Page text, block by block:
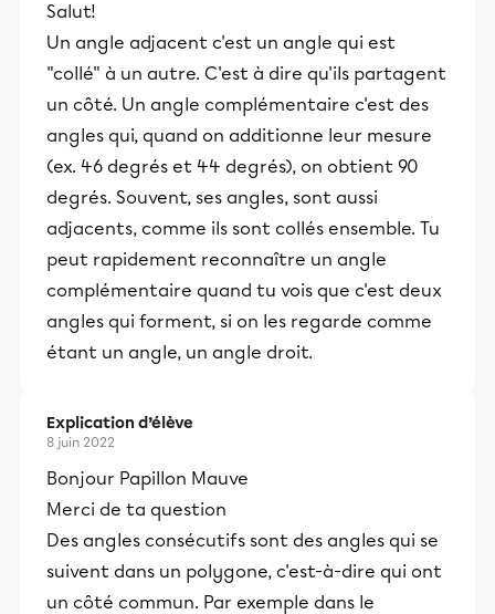
Salut!
Un angle adjacent c'est un angle qui est
"collé" à un autre. C'est à dire qu'ils partagent
un côté. Un angle complémentaire c'est des
angles qui, quand on additionne leur mesure
(ex. 46 degrés et 44 degrés), on obtient 90
degrés. Souvent, ses angles, sont aussi
adjacents, comme ils sont collés ensemble. Tu
peut rapidement reconnaître un angle
complémentaire quand tu vois que c'est deux
angles qui forment, si on les regarde comme
étant un angle, un angle droit.
Explication d’élève
8 juin 2022
Bonjour Papillon Mauve
Merci de ta question
Des angles consécutifs sont des angles qui se
suivent dans un polygone, c'est-à-dire qui ont
un côté commun. Par exemple dans le